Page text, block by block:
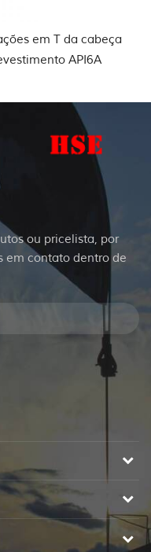
em T da cabeça
API6A
ou pricelista, por
em contato dentro de